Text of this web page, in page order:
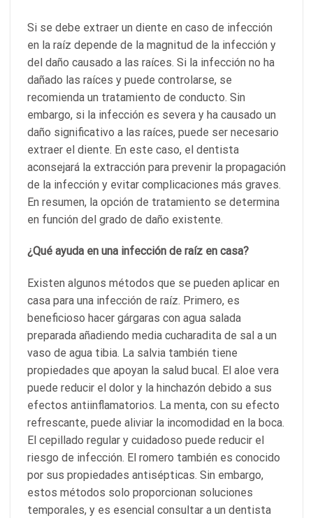
Si se debe extraer un diente en caso de infección
en la raíz depende de la magnitud de la infección y
del daño causado a las raíces. Si la infección no ha
dañado las raíces y puede controlarse, se
recomienda un tratamiento de conducto. Sin
embargo, si la infección es severa y ha causado un
daño significativo a las raíces, puede ser necesario
extraer el diente. En este caso, el dentista
aconsejará la extracción para prevenir la propagación
de la infección y evitar complicaciones más graves.
En resumen, la opción de tratamiento se determina
en función del grado de daño existente.
¿Qué ayuda en una infección de raíz en casa?
Existen algunos métodos que se pueden aplicar en
casa para una infección de raíz. Primero, es
beneficioso hacer gárgaras con agua salada
preparada añadiendo media cucharadita de sal a un
vaso de agua tibia. La salvia también tiene
propiedades que apoyan la salud bucal. El aloe vera
puede reducir el dolor y la hinchazón debido a sus
efectos antiinflamatorios. La menta, con su efecto
refrescante, puede aliviar la incomodidad en la boca.
El cepillado regular y cuidadoso puede reducir el
riesgo de infección. El romero también es conocido
por sus propiedades antisépticas. Sin embargo,
estos métodos solo proporcionan soluciones
temporales, y es esencial consultar a un dentista